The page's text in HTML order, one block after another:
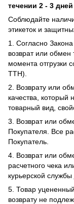
течении 2 - 3
Соблюдайте
этикеток и
1. Согласно
возврат или
момента отгрузки
ТТН).
2. Возврату или
качества, который
товарный вид,
3. Возврат или
Покупателя. Все
Покупатель.
4. Возврат или
расчетного чека
курьерской службы
5. Товар
возврату не